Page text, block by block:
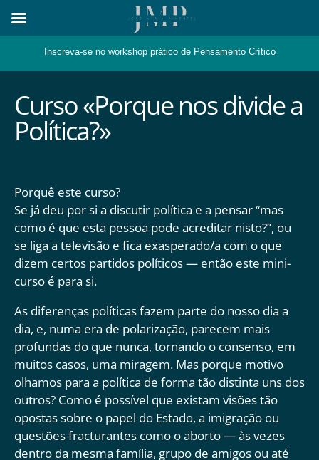
Inscreva-se no workshop prático de Pensamento Crítico
Curso «Porque nos divide a
Política?»
Porquê este curso?
Se já deu por si a discutir política e a pensar “mas
como é que esta pessoa pode acreditar nisto?”, ou
se liga a televisão e fica exasperado/a com o que
dizem certos partidos políticos — então este mini-
curso é para si.
As diferenças políticas fazem parte do nosso dia a
dia, e, numa era de polarização, parecem mais
profundas do que nunca, tornando o consenso, em
muitos casos, uma miragem. Mas porque motivo
olhamos para a política de forma tão distinta uns dos
outros? Como é possível que existam visões tão
opostas sobre o papel do Estado, a imigração ou
questões fracturantes como o aborto — às vezes
dentro da mesma família, grupo de amigos ou até